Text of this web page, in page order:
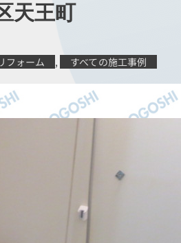
天王町 某
フォーム , すべての施工事例